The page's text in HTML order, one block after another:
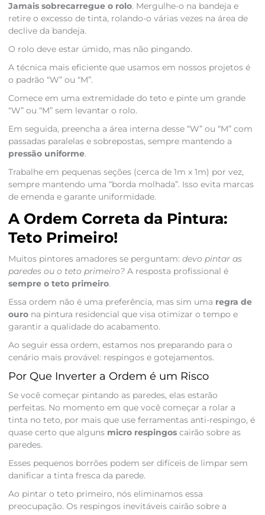
Jamais sobrecarregue o rolo. Mergulhe-o na bandeja e
retire o excesso de tinta, rolando-o várias vezes na área de
declive da bandeja.
O rolo deve estar úmido, mas não pingando.
A técnica mais eficiente que usamos em nossos projetos é
o padrão “W” ou “M”.
Comece em uma extremidade do teto e pinte um grande
“W” ou “M” sem levantar o rolo.
Em seguida, preencha a área interna desse “W” ou “M” com
passadas paralelas e sobrepostas, sempre mantendo a
pressão uniforme.
Trabalhe em pequenas seções (cerca de 1m x 1m) por vez,
sempre mantendo uma “borda molhada”. Isso evita marcas
de emenda e garante uniformidade.
A Ordem Correta da Pintura:
Teto Primeiro!
Muitos pintores amadores se perguntam: devo pintar as
paredes ou o teto primeiro?A resposta profissional é
sempre o teto primeiro.
Essa ordem não é uma preferência, mas sim uma regra de
ourona pintura residencial que visa otimizar o tempo e
garantir a qualidade do acabamento.
Ao seguir essa ordem, estamos nos preparando para o
cenário mais provável: respingos e gotejamentos.
Por Que Inverter a Ordem é um Risco
Se você começar pintando as paredes, elas estarão
perfeitas. No momento em que você começar a rolar a
tinta no teto, por mais que use ferramentas anti-respingo, é
quase certo que alguns micro respingoscairão sobre as
paredes.
Esses pequenos borrões podem ser difíceis de limpar sem
danificar a tinta fresca da parede.
Ao pintar o teto primeiro, nós eliminamos essa
preocupação. Os respingos inevitáveis cairão sobre a